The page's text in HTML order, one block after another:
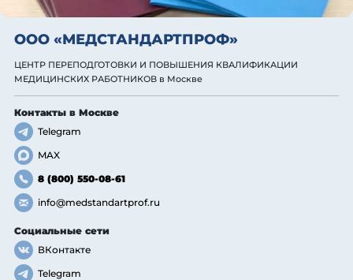
ООО «МЕДСТАНДАРТПРОФ»
ЦЕНТР ПЕРЕПОДГОТОВКИ И ПОВЫШЕНИЯ КВАЛИФИКАЦИИ
МЕДИЦИНСКИХ РАБОТНИКОВ в Москве
Контакты в Москве
Telegram
MAX
8 (800) 550-08-61
info@medstandartprof.ru
Социальные сети
ВКонтакте
Telegram